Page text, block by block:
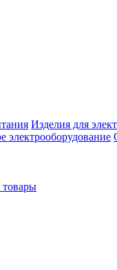
Изделия для
электрооборудование
товары